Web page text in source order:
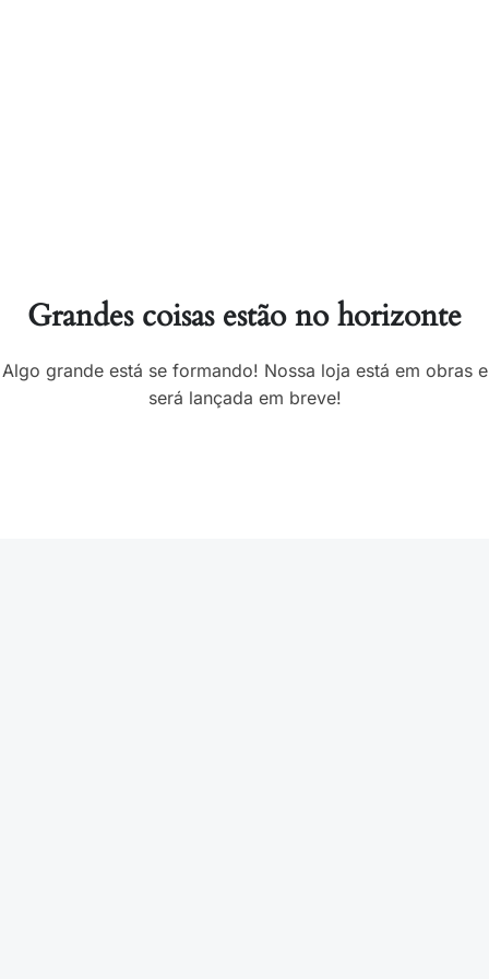
Grandes coisas estão no horizonte
Algo grande está se formando! Nossa loja está em obras e
será lançada em breve!